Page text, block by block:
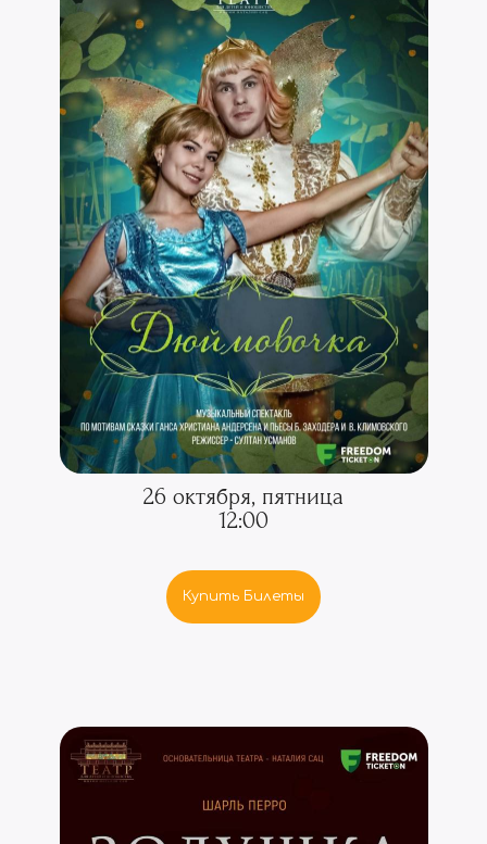
26 октября, пятница
12:00
Купить Билеты